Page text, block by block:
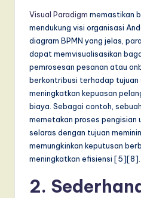
d
in
A
S
o
Visual Paradigm memastikan
mendukung visi organisasi
diagram BPMN yang jelas,
dapat memvisualisasikan
pemrosesan pesanan atau
berkontribusi terhadap
meningkatkan kepuasan
biaya. Sebagai contoh,
memetakan proses pengisian
selaras dengan tujuan
memungkinkan keputusan
meningkatkan efisiensi [5][8].
2.